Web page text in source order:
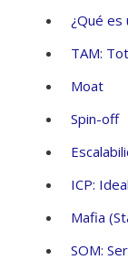
¿Qué es
TAM:
Moat
Spin-off
ICP:
Mafia
SOM: